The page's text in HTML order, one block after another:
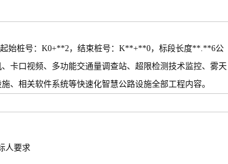
始桩号：K0+**2，结束桩号：K**+**0，标段长度**.**6公
卡口视频、多功能交通量调查站、超限检测技术监控、雾天
、相关软件系统等快速化智慧公路设施全部工程内容。
人要求